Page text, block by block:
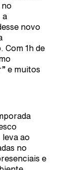
no
a
novo
Com 1h de
e muitos
leva ao
no
e